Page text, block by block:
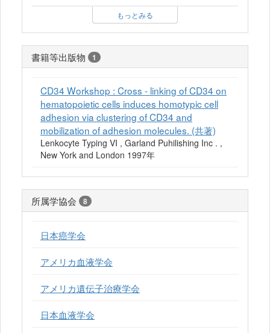
もっとみる
書籍等出版物 1
CD34 Workshop : Cross - linking of CD34 on
hematopoietic cells induces homotypic cell
adhesion via clustering of CD34 and
mobilization of adhesion molecules. (共著)
Lenkocyte Typing VI , Garland Puhilishing Inc . ,
New York and London 1997年
所属学協会 8
日本癌学会
アメリカ血液学会
アメリカ遺伝子治療学会
日本血液学会